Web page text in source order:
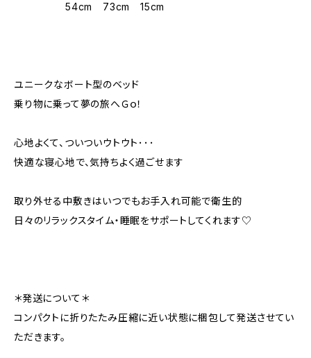
54cm 73cm 15cm
ユニークなボート型のベッド
乗り物に乗って夢の旅へＧｏ！
心地よくて、ついついウトウト･･･
快適な寝心地で、気持ちよく過ごせます
取り外せる中敷きはいつでもお手入れ可能で衛生的
日々のリラックスタイム・睡眠をサポートしてくれます♡
＊発送について＊
コンパクトに折りたたみ圧縮に近い状態に梱包して発送させてい
ただきます。